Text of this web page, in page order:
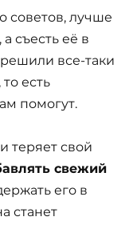
советов, лучше
съесть её в
все-таки
есть
помогут.
теряет свой
свежий
его в
станет